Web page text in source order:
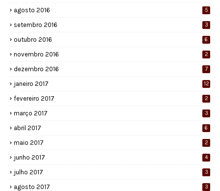
agosto 2016 5
setembro 2016 3
outubro 2016 6
novembro 2016 2
dezembro 2016 7
janeiro 2017 12
fevereiro 2017 2
março 2017 3
abril 2017 6
maio 2017 2
junho 2017 4
julho 2017 3
agosto 2017 3